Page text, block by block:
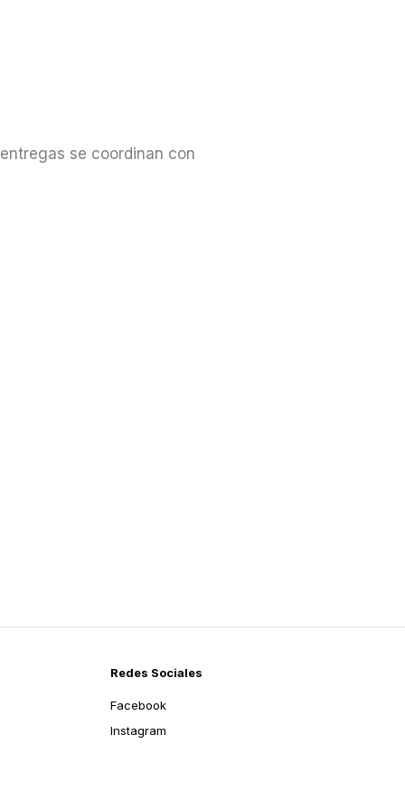
se coordinan con
Redes Sociales
Facebook
Instagram